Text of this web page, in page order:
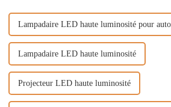
Lampadaire LED haute luminosité pour
Lampadaire LED haute luminosité
Projecteur LED haute luminosité